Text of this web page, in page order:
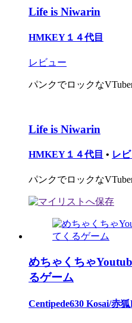
Life is Niwarin
HMKEY１４代目
レビュー
パンクでロックな
Life is Niwarin
HMKEY１４代目 • レ
パンクでロックな
めちゃくちゃ
るゲーム
Centipede630 Kosai/赤狐